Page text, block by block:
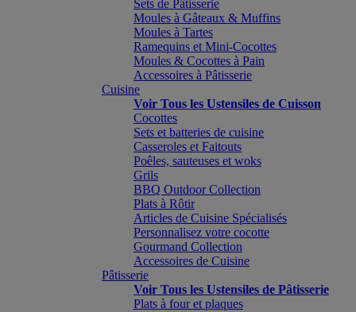
Sets de Pâtisserie
Moules à Gâteaux & Muffins
Moules à Tartes
Ramequins et Mini-Cocottes
Moules & Cocottes à Pain
Accessoires à Pâtisserie
Cuisine
Voir Tous les Ustensiles de Cuisson
Cocottes
Sets et batteries de cuisine
Casseroles et Faitouts
Poêles, sauteuses et woks
Grils
BBQ Outdoor Collection
Plats à Rôtir
Articles de Cuisine Spécialisés
Personnalisez votre cocotte
Gourmand Collection
Accessoires de Cuisine
Pâtisserie
Voir Tous les Ustensiles de Pâtisserie
Plats à four et plaques